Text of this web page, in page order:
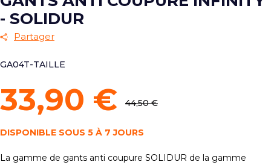
- SOLIDUR
Partager
GA04T-TAILLE
33,90 € 44,50 €
DISPONIBLE SOUS 5 À 7 JOURS
La gamme de gants anti coupure SOLIDUR de la gamme